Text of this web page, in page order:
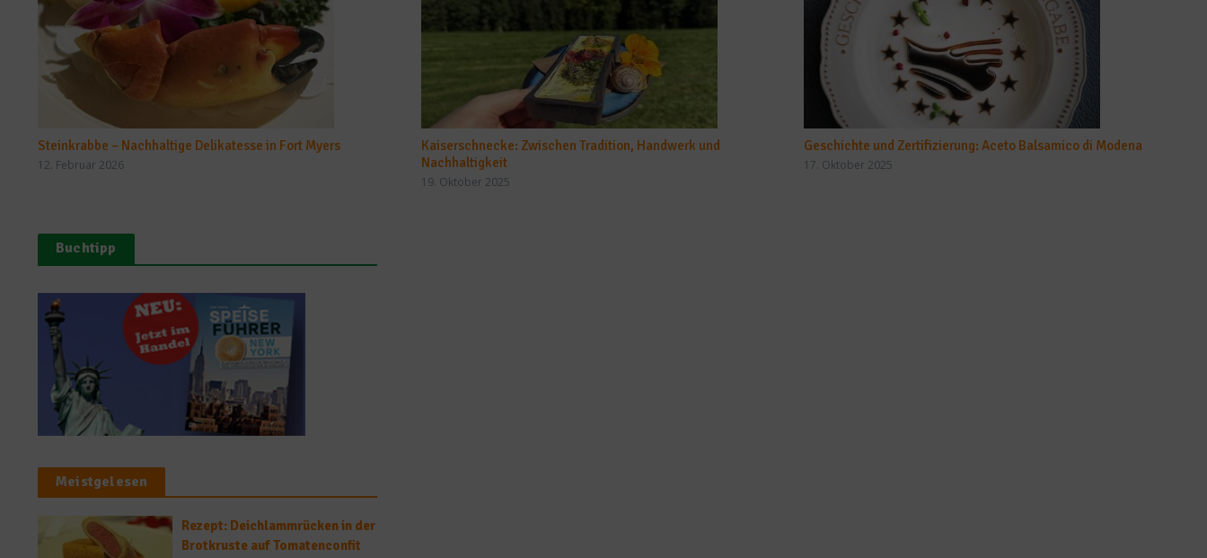
Steinkrabbe – Nachhaltige Delikatesse in Fort Myers
12. Februar 2026
Kaiserschnecke: Zwischen Tradition, Handwerk und
Nachhaltigkeit
19. Oktober 2025
Geschichte und Zertifizierung: Aceto Balsamico di Modena
17. Oktober 2025
Buchtipp
Meistgelesen
Rezept: Deichlammrücken in der
Brotkruste auf Tomatenconfit